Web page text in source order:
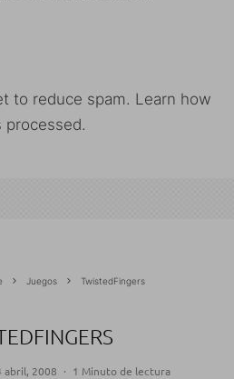
to reduce spam. Learn how
processed.
Juegos TwistedFingers
abril, 2008 · 1 Minuto de lectura